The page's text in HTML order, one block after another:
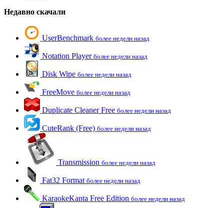
Недавно скачали
UserBenchmark более недели назад
Notation Player более недели назад
Disk Wipe более недели назад
FreeMove более недели назад
Duplicate Cleaner Free более недели назад
CuteRank (Free) более недели назад
Transmission более недели назад
Fat32 Format более недели назад
KaraokeKanta Free Edition более недели назад